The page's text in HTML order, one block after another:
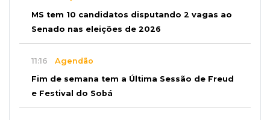
MS tem 10 candidatos disputando 2 vagas ao
Senado nas eleições de 2026
11:16 Agendão
Fim de semana tem a Última Sessão de Freud
e Festival do Sobá